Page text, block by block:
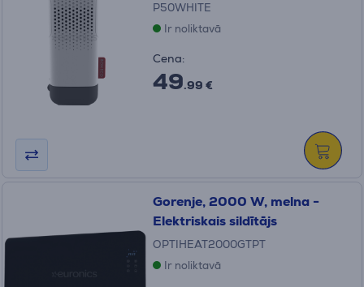
P50WHITE
Ir noliktavā
Cena:
49.99 €
Gorenje, 2000 W, melna -
Elektriskais sildītājs
OPTIHEAT2000GTPT
Ir noliktavā